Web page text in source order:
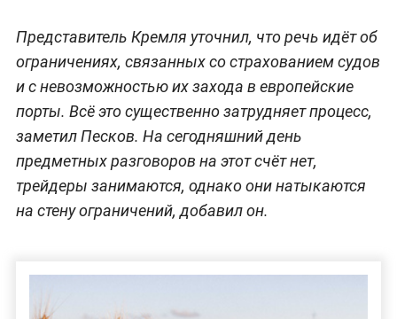
Представитель Кремля уточнил, что речь идёт об
ограничениях, связанных со страхованием судов
и с невозможностью их захода в европейские
порты. Всё это существенно затрудняет процесс,
заметил Песков. На сегодняшний день
предметных разговоров на этот счёт нет,
трейдеры занимаются, однако они натыкаются
на стену ограничений, добавил он.